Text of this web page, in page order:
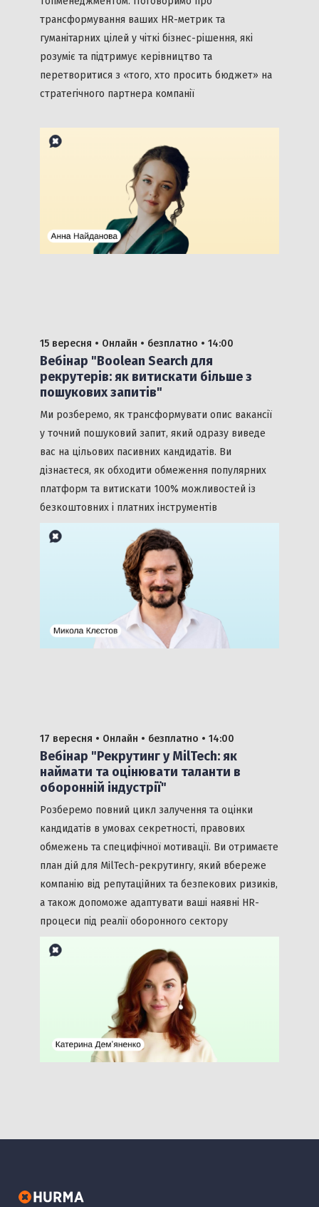
трансформування ваших HR-метрик та
гуманітарних цілей у чіткі бізнес-рішення, які
розуміє та підтримує керівництво та
перетворитися з «того, хто просить бюджет» на
стратегічного партнера компанії
15 вересня • Онлайн • безплатно • 14:00
Вебінар "Boolean Search для
рекрутерів: як витискати більше з
пошукових запитів"
Ми розберемо, як трансформувати опис вакансії
у точний пошуковий запит, який одразу виведе
вас на цільових пасивних кандидатів. Ви
дізнаєтеся, як обходити обмеження популярних
платформ та витискати 100% можливостей із
безкоштовних і платних інструментів
17 вересня • Онлайн • безплатно • 14:00
Вебінар "Рекрутинг у MilTech: як
наймати та оцінювати таланти в
оборонній індустрії"
Розберемо повний цикл залучення та оцінки
кандидатів в умовах секретності, правових
обмежень та специфічної мотивації. Ви отримаєте
план дій для MilTech-рекрутингу, який вбереже
компанію від репутаційних та безпекових ризиків,
а також допоможе адаптувати ваші наявні HR-
процеси під реалії оборонного сектору